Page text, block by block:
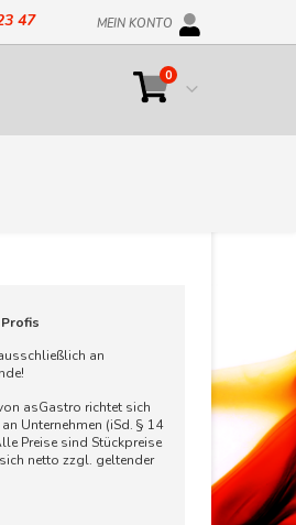
47 MEIN KONTO
Cart
0Artikel
an
asGastro richtet sich
Unternehmen (iSd. § 14
Preise sind Stückpreise
netto zzgl. geltender